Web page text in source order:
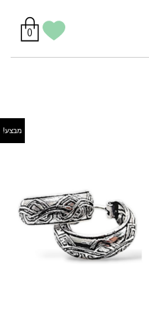
יש
לך
0מוצרים
בסל
הווישליסט
מבצע!